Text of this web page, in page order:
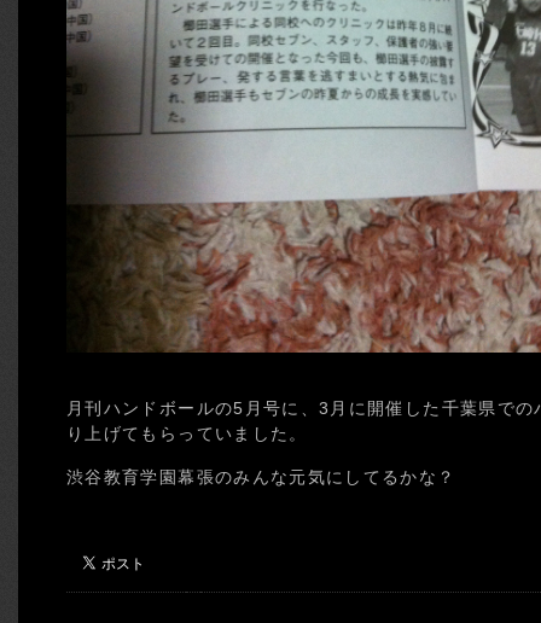
月刊ハンドボールの5月号に、3月に開催した千葉県で
り上げてもらっていました。
渋谷教育学園幕張のみんな元気にしてるかな？